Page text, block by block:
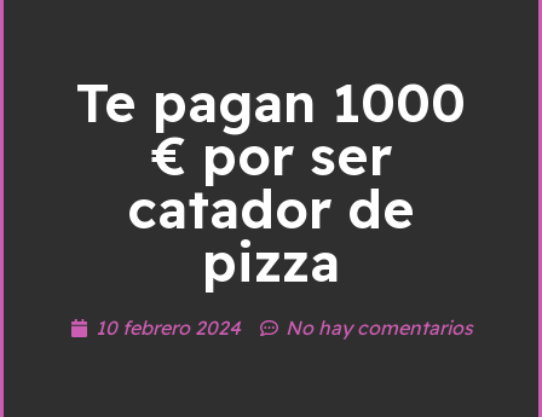
Te pagan 1000
€ por ser
catador de
pizza
10 febrero 2024 No hay comentarios